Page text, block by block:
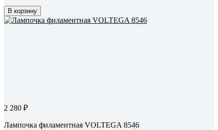
В корзину
2 280 ₽
Лампочка филаментная VOLTEGA 8546